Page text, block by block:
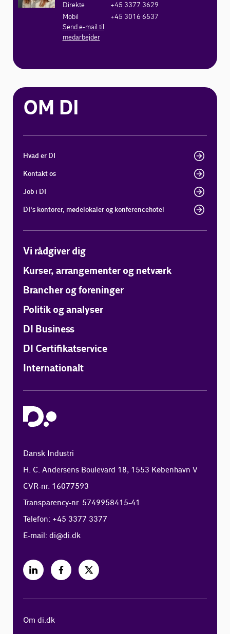
Direkte
+45 3377 3629
Mobil
+45 3016 6537
Send e-mail til
medarbejder
OM DI
Hvad er DI
Kontakt os
Job i DI
DI's kontorer, mødelokaler og konferencehotel
Vi rådgiver dig
Kurser, arrangementer og netværk
Brancher og foreninger
Politik og analyser
DI Business
DI Certifikatservice
Internationalt
Dansk Industri
H. C. Andersens Boulevard 18, 1553 København V
CVR-nr. 16077593
Transparency-nr. 5749958415-41
Telefon: +45 3377 3377
E-mail:di@di.dk
Om di.dk